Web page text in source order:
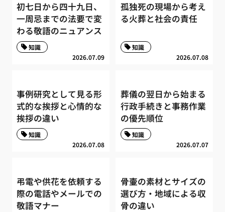
初七日から四十九日、
一周忌までの法要で変
わる敬語のニュアンス
2026.07.09
知識
孤独死の現場から考え
る火葬と社会の責任
2026.07.08
知識
事例研究として見る形
式的な挨拶と心情的な
挨拶の違い
2026.07.08
知識
葬儀の翌日から始まる
行政手続きと事務作業
の優先順位
2026.07.07
知識
弔電や供花を依頼する
際の電話やメールでの
敬語マナー
骨壷の素材とサイズの
選び方・地域による収
骨の違い